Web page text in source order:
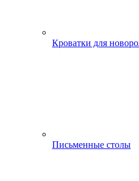
Кроватки для
Письменные столы